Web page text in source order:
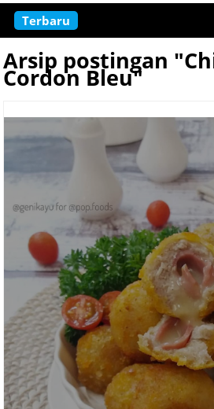
Terbaru
Arsip postingan
Cordon Bleu"